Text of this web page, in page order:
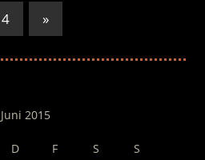
4
Nächste
Beiträge
»
Juni 2015
D F S
S